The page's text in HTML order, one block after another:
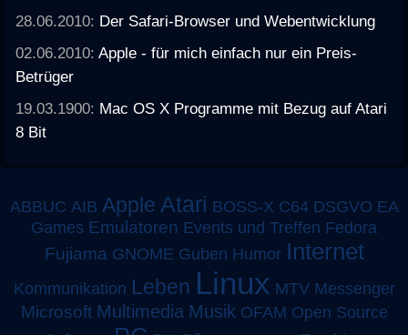
28.06.2010: Der Safari-Browser und Webentwicklung
02.06.2010:Apple - für mich einfach nur ein Preis-
Betrüger
19.03.1900: Mac OS X Programme mit Bezug auf Atari
8 Bit
ABBUC AIB Apple Atari BOSS-X C64 DSGVO EA
Games Emulatoren Events und Treffen Fedora
Fujiama GNOME Guben Humor Internet
Kommunikation Leben Linux MTV Messenger
Microsoft Multimedia Musik OFAM Open Source